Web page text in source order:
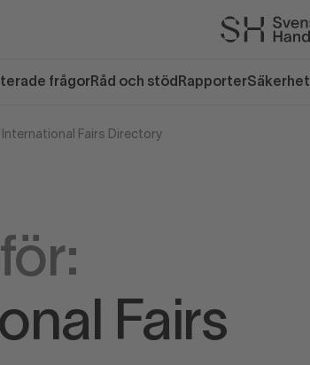
frågor Råd och stöd RapporterSäkerhet
International Fairs Directory
Fairs